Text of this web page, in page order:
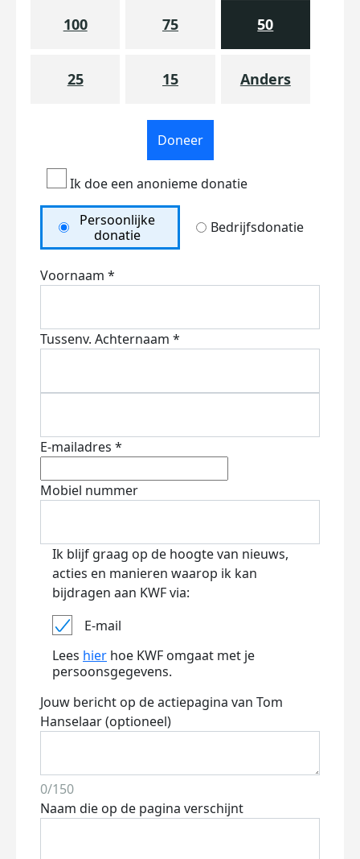
100 75 50
25 15 Anders
Doneer
Ik doe een anonieme donatie
Persoonlijke
donatie
Bedrijfsdonatie
Voornaam *
Tussenv. Achternaam *
E-mailadres *
Mobiel nummer
Ik blijf graag op de hoogte van nieuws,
acties en manieren waarop ik kan
bijdragen aan KWF via:
E-mail
Lees hier hoe KWF omgaat met je
persoonsgegevens.
Jouw bericht op de actiepagina van Tom
Hanselaar (optioneel)
0/150
Naam die op de pagina verschijnt